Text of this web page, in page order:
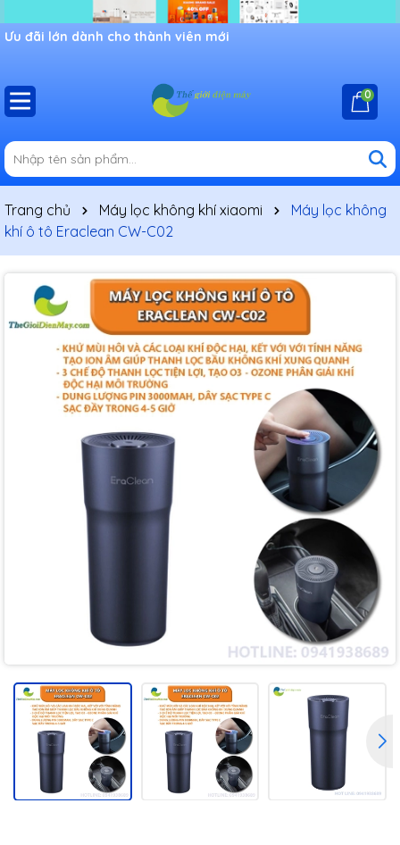
Ưu đãi lớn dành cho thành viên mới
0
Trang chủ Máy lọc không khí xiaomi
Máy lọc không
khí ô tô Eraclean CW-C02